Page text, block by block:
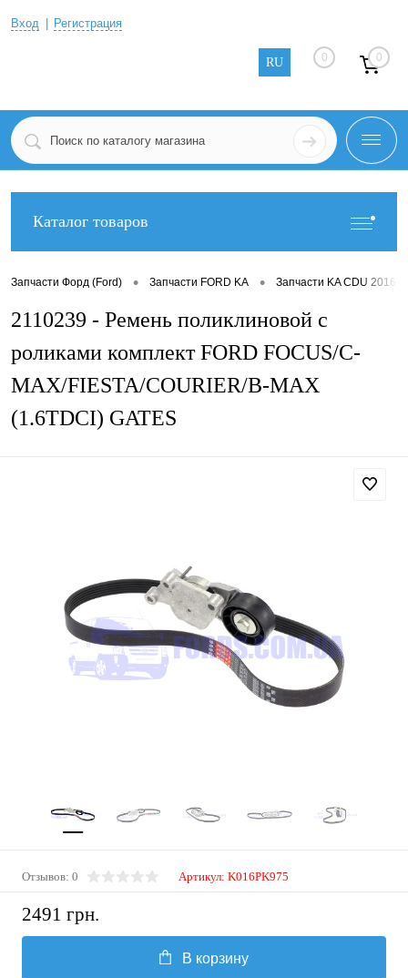
Вход Регистрация
RU 0 0
Каталог товаров
Запчасти Форд (Ford) • Запчасти FORD KA • Запчасти KA CDU 2016-
2110239 - Ремень поликлиновой с
роликами комплект FORD FOCUS/C-
MAX/FIESTA/COURIER/B-MAX
(1.6TDCI) GATES
Отзывов: 0 Артикул: K016PK975
2491 грн.
В корзину